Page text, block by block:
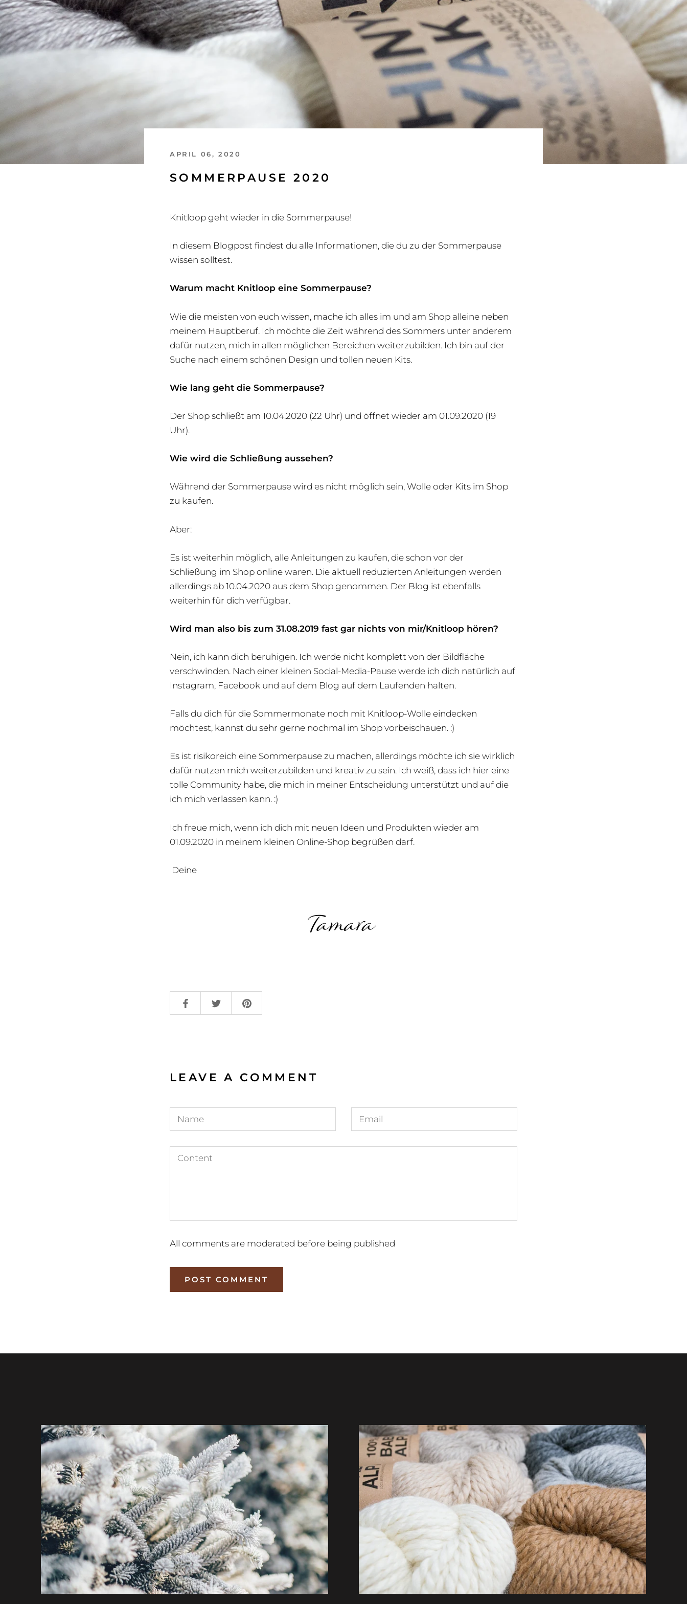
APRIL 06, 2020
SOMMERPAUSE 2020
Knitloop geht wieder in die Sommerpause!
In diesem Blogpost findest du alle Informationen, die du zu der Sommerpause
wissen solltest.
Warum macht Knitloop eine Sommerpause?
Wie die meisten von euch wissen, mache ich alles im und am Shop alleine neben
meinem Hauptberuf. Ich möchte die Zeit während des Sommers unter anderem
dafür nutzen, mich in allen möglichen Bereichen weiterzubilden. Ich bin auf der
Suche nach einem schönen Design und tollen neuen Kits.
Wie lang geht die Sommerpause?
Der Shop schließt am 10.04.2020 (22 Uhr) und öffnet wieder am 01.09.2020 (19
Uhr).
Wie wird die Schließung aussehen?
Während der Sommerpause wird es nicht möglich sein, Wolle oder Kits im Shop
zu kaufen.
Aber:
Es ist weiterhin möglich, alle Anleitungen zu kaufen, die schon vor der
Schließung im Shop online waren. Die aktuell reduzierten Anleitungen werden
allerdings ab 10.04.2020 aus dem Shop genommen. Der Blog ist ebenfalls
weiterhin für dich verfügbar.
Wird man also bis zum 31.08.2019 fast gar nichts von mir/Knitloop hören?
Nein, ich kann dich beruhigen. Ich werde nicht komplett von der Bildfläche
verschwinden. Nach einer kleinen Social-Media-Pause werde ich dich natürlich auf
Instagram, Facebook und auf dem Blog auf dem Laufenden halten.
Falls du dich für die Sommermonate noch mit Knitloop-Wolle eindecken
möchtest, kannst du sehr gerne nochmal im Shop vorbeischauen. :)
Es ist risikoreich eine Sommerpause zu machen, allerdings möchte ich sie wirklich
dafür nutzen mich weiterzubilden und kreativ zu sein. Ich weiß, dass ich hier eine
tolle Community habe, die mich in meiner Entscheidung unterstützt und auf die
ich mich verlassen kann. :)
Ich freue mich, wenn ich dich mit neuen Ideen und Produkten wieder am
01.09.2020 in meinem kleinen Online-Shop begrüßen darf.
Deine
LEAVE A COMMENT
All comments are moderated before being published
POST COMMENT